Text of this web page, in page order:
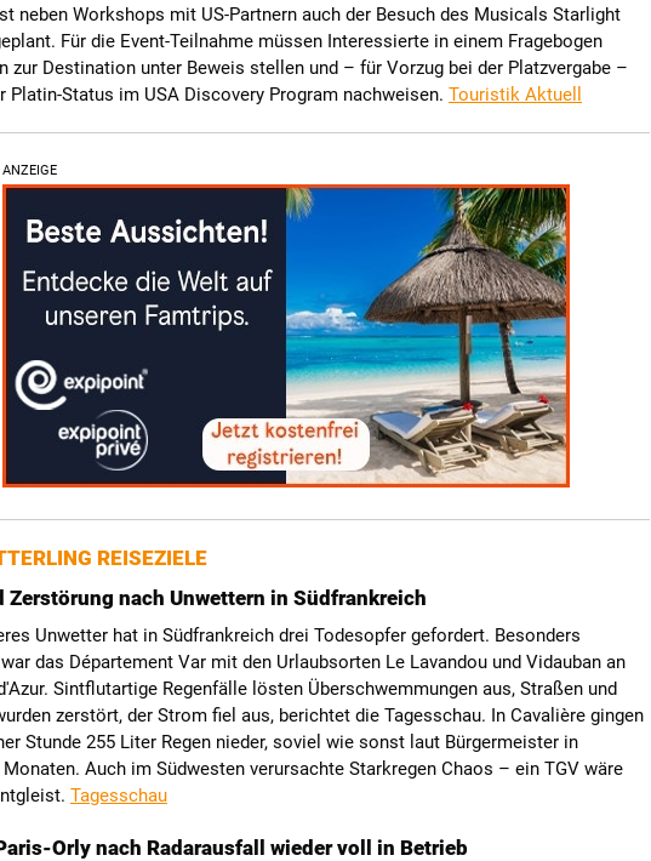
neben Workshops mit US-Partnern auch der Besuch des Musicals Starlight
Für die Event-Teilnahme müssen Interessierte in einem Fragebogen
zur Destination unter Beweis stellen und – für Vorzug bei der Platzvergabe –
Platin-Status im USA Discovery Program nachweisen. Touristik Aktuell
ANZEIGE
REISEZIELE
Zerstörung nach Unwettern in Südfrankreich
Unwetter hat in Südfrankreich drei Todesopfer gefordert. Besonders
das Département Var mit den Urlaubsorten Le Lavandou und Vidauban an
Sintflutartige Regenfälle lösten Überschwemmungen aus, Straßen und
zerstört, der Strom fiel aus, berichtet die Tagesschau. In Cavalière gingen
Stunde 255 Liter Regen nieder, soviel wie sonst laut Bürgermeister in
Monaten. Auch im Südwesten verursachte Starkregen Chaos – ein TGV wäre
Tagesschau
Orly nach Radarausfall wieder voll in Betrieb